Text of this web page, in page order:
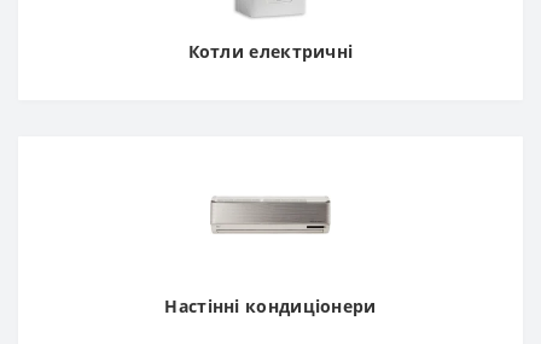
Котли електричні
Настінні кондиціонери